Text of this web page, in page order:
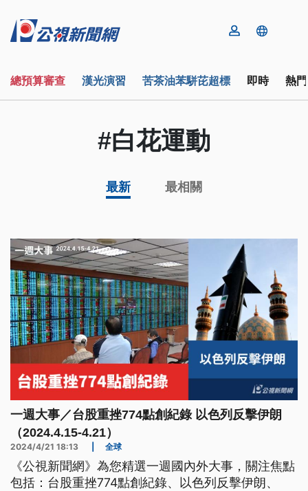
總預算審查 漢光演習 苦茶油苯駢芘超標 即時 熱
#白花運動
最新 最相關
一週大事／台股重挫774點創紀錄 以色列反擊伊朗
（2024.4.15-4.21）
2024/4/21 18:13 全球
《公視新聞網》為您精選一週國內外大事，關注焦點
包括：台股重挫774點創紀錄、以色列反擊伊朗、